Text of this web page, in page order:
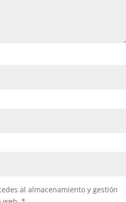
al almacenamiento y gestión